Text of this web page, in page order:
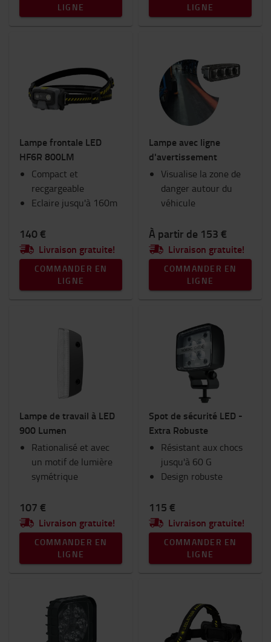
LIGNE
LIGNE
Lampe frontale LED
HF6R 800LM
Compact et
recgargeable
Eclaire jusqu'à 160m
140 €
Livraison gratuite!
COMMANDER EN
LIGNE
Lampe avec ligne
d'avertissement
Visualise la zone de
danger autour du
véhicule
À partir de 153 €
Livraison gratuite!
COMMANDER EN
LIGNE
Lampe de travail à LED
900 Lumen
Rationalisé et avec
un motif de lumière
symétrique
107 €
Livraison gratuite!
COMMANDER EN
LIGNE
Spot de sécurité LED -
Extra Robuste
Résistant aux chocs
jusqu'à 60 G
Design robuste
115 €
Livraison gratuite!
COMMANDER EN
LIGNE